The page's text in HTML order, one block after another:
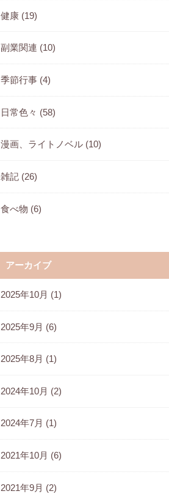
健康 (19)
副業関連 (10)
季節行事 (4)
日常色々 (58)
漫画、ライトノベル (10)
雑記 (26)
食べ物 (6)
アーカイブ
2025年10月 (1)
2025年9月 (6)
2025年8月 (1)
2024年10月 (2)
2024年7月 (1)
2021年10月 (6)
2021年9月 (2)